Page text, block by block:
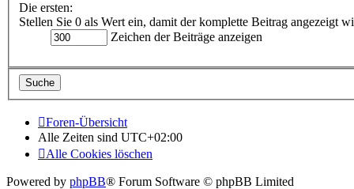
Die ersten:
Stellen Sie 0 als Wert ein, damit der komplette Beitrag angezeigt
Zeichen der Beiträge anzeigen
Foren-Übersicht
Alle Zeiten sind UTC+02:00
Alle Cookies löschen
Powered by phpBB® Forum Software © phpBB Limited